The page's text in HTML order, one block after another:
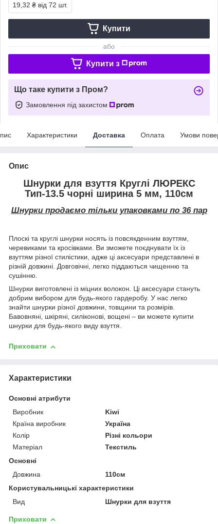
19,32 ₴ від 72 шт.
Купити
або
Купити з
Що таке купити з Пром?
Замовлення під захистом
Характеристики Доставка Оплата Умови
Опис
Шнурки для взуття Круглі ЛЮРЕКС
Тип-13.5 чорні ширина 5 мм, 110см
Шнурки продаємо тільки упаковками по 36 пар
Плоскі та круглі шнурки носять із повсякденним взуттям,
черевиками та кросівками. Ви зможете поєднувати їх із
взуттям різної стилістики, адже ці аксесуари представлені в
різній довжині. Довговічні, легко піддаються чищенню та
сушінню.
Шнурки виготовлені із міцних волокон. Ці аксесуари стануть
добрим вибором для будь-якого гардеробу. У нас легко
знайти шнурки різної довжини, товщини та розмірів.
Бавовняні, шкіряні, силіконові, вощені – ви можете купити
шнурки для будь-якого виду взуття.
Приховати
Характеристики
Основні атрибути
Виробник
Kiwi
Країна виробник
Україна
Колір
Різні кольори
Матеріал
Текстиль
Основні
Довжина
110см
Користувальницькі характеристики
Вид
Шнурки для взуття
Приховати